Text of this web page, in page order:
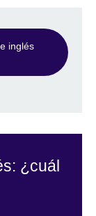
inglés
¿cuál